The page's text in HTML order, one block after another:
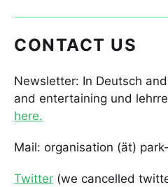
CONTACT US
Newsletter: In Deutsch
and entertaining und
here.
Mail: organisation (ät)
Twitter (we cancelled